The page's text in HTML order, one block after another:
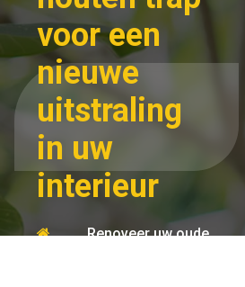
voor een
nieuwe
uitstraling
in uw
interieur
Renoveer uw oude